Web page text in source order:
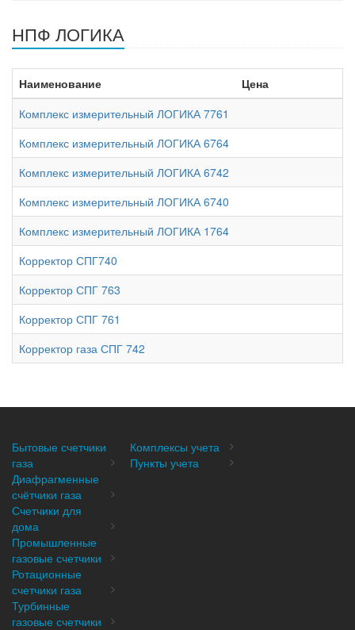
НПФ ЛОГИКА
Наименование
Цена
Комплекс измерительный ЛОГИКА 7761
Комплекс измерительный ЛОГИКА 6764
Комплекс измерительный ЛОГИКА 6742
Комплекс измерительный ЛОГИКА 6740
Комплекс измерительный ЛОГИКА 1764
Корректор СПГ740
Корректор СПГ 763
Корректор СПГ 761
Корректор газа СПГ 742
Бытовые счетчики
газа
Диафрагменные
счётчики газа
Счетчики для
дома
Промышленные
газовые счетчики
Ротационные
счетчики газа
Турбинные
газовые счетчики
Комплексы учета
Пункты учета